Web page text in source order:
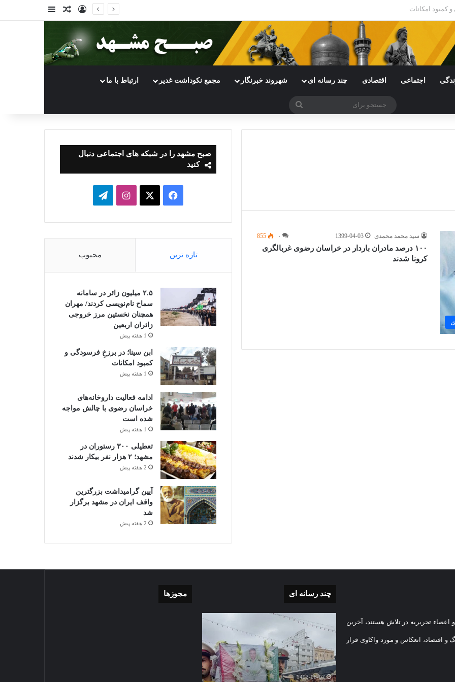
خراسان رضوی با چالش مواجه شده است ورودنوشته تصادفی
سایدبار
اجتماعی اقتصادی چند رسانه ای شهروند خبرنگار مجمع نکوداشت غدیر ارتباط با ما
جستجو
سید محمد محمدی 1399-04-03 ۰ 855
۱۰۰ درصد مادران باردار در خراسان رضوی غربالگری
کرونا شدند
صبح مشهد را در شبکه های اجتماعی دنبال
کنید
فیسبوک ایکساینستاگرامتلگرام
تازه ترین محبوب
۲.۵ میلیون زائر در سامانه
سماح نام‌نویسی کردند/ مهران
همچنان نخستین مرز خروجی
زائران اربعین
1 هفته پیش
ابن سینا؛ در برزخِ فرسودگی و
کمبود امکانات
1 هفته پیش
ادامه فعالیت داروخانه‌های
خراسان رضوی با چالش مواجه
شده است
1 هفته پیش
تعطیلی ۳۰۰ رستوران در
مشهد؛ ۲ هزار نفر بیکار شدند
2 هفته پیش
آیین گرامیداشت بزرگترین
واقف ایران در مشهد برگزار
شد
2 هفته پیش
تحریریه در تلاش هستند، آخرین
اقتصاد، انعکاس و مورد واکاوی قرار
چند رسانه ای
تصویری
پیکر
مطهر
شهید
1403-08-07
مجوزها